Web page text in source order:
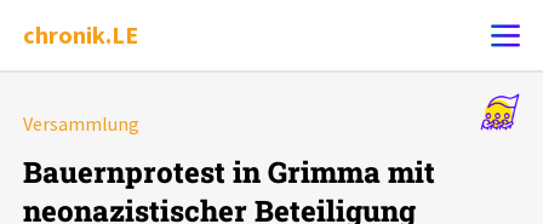
chronik.LE
Chronik
Versammlung
Bauernprotest in Grimma mit
neonazistischer Beteiligung
Alle Ereignisse